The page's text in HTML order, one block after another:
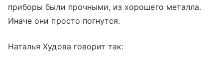
приборы были прочными, из хорошего металла.
Иначе они просто погнутся.
Наталья Худова говорит так: